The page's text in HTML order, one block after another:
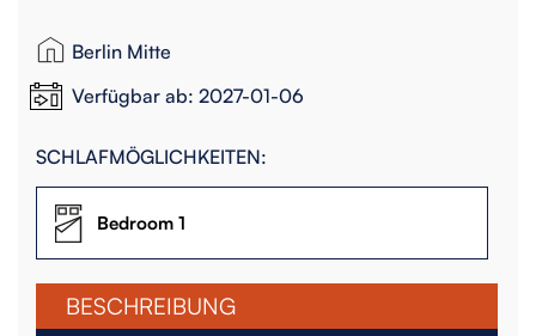
Berlin Mitte
Verfügbar ab: 2027-01-06
SCHLAFMÖGLICHKEITEN:
Bedroom 1
BESCHREIBUNG